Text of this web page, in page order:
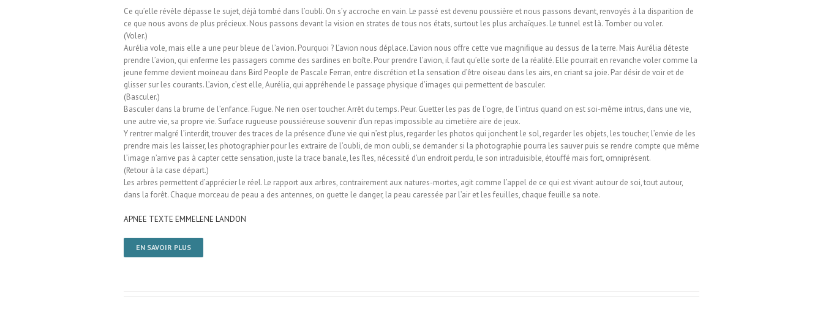
Ce qu’elle révèle dépasse le sujet, déjà tombé dans l’oubli. On s’y accroche en vain. Le passé est devenu poussière et nous passons devant, renvoyés à la disparition de
ce que nous avons de plus précieux. Nous passons devant la vision en strates de tous nos états, surtout les plus archaïques. Le tunnel est là. Tomber ou voler.
(Voler.)
Aurélia vole, mais elle a une peur bleue de l’avion. Pourquoi ? L’avion nous déplace. L’avion nous offre cette vue magniﬁque au dessus de la terre. Mais Aurélia déteste
prendre l’avion, qui enferme les passagers comme des sardines en boîte. Pour prendre l’avion, il faut qu’elle sorte de la réalité. Elle pourrait en revanche voler comme la
jeune femme devient moineau dans Bird People de Pascale Ferran, entre discrétion et la sensation d’être oiseau dans les airs, en criant sa joie. Par désir de voir et de
glisser sur les courants. L’avion, c’est elle, Aurélia, qui appréhende le passage physique d’images qui permettent de basculer.
(Basculer.)
Basculer dans la brume de l’enfance. Fugue. Ne rien oser toucher. Arrêt du temps. Peur. Guetter les pas de l’ogre, de l’intrus quand on est soi-même intrus, dans une vie,
une autre vie, sa propre vie. Surface rugueuse poussiéreuse souvenir d’un repas impossible au cimetière aire de jeux.
Y rentrer malgré l’interdit, trouver des traces de la présence d’une vie qui n’est plus, regarder les photos qui jonchent le sol, regarder les objets, les toucher, l’envie de les
prendre mais les laisser, les photographier pour les extraire de l’oubli, de mon oubli, se demander si la photographie pourra les sauver puis se rendre compte que même
l’image n’arrive pas à capter cette sensation, juste la trace banale, les îles, nécessité d’un endroit perdu, le son intraduisible, étouffé mais fort, omniprésent.
(Retour à la case départ.)
Les arbres permettent d’apprécier le réel. Le rapport aux arbres, contrairement aux natures-mortes, agit comme l’appel de ce qui est vivant autour de soi, tout autour,
dans la forêt. Chaque morceau de peau a des antennes, on guette le danger, la peau caressée par l’air et les feuilles, chaque feuille sa note.
APNEE TEXTE EMMELENE LANDON
EN SAVOIR PLUS